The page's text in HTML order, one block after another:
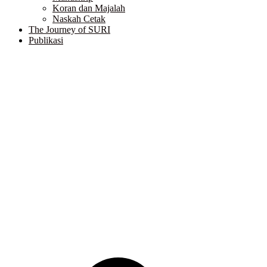
Koran dan Majalah
Naskah Cetak
The Journey of SURI
Publikasi